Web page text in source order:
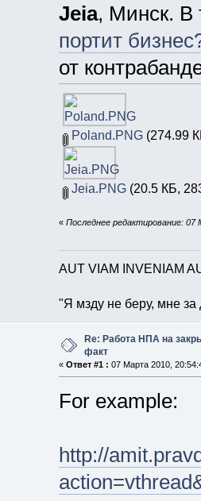
Jeia, Минск. В
портит
от
Poland.PNG(274.99
Jeia.PNG(20.5 КБ,
« Последнее редактирование:
AUT VIAM INVENIAM
"Я мзду не беру, мне
Re: Работа НПА на
факт
« Ответ #1 : 07 Марта 2010,
For example:
http://